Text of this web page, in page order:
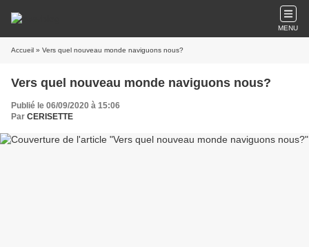
MENU
Accueil » Vers quel nouveau monde naviguons nous?
Vers quel nouveau monde naviguons nous?
Publié le 06/09/2020 à 15:06
Par CERISETTE